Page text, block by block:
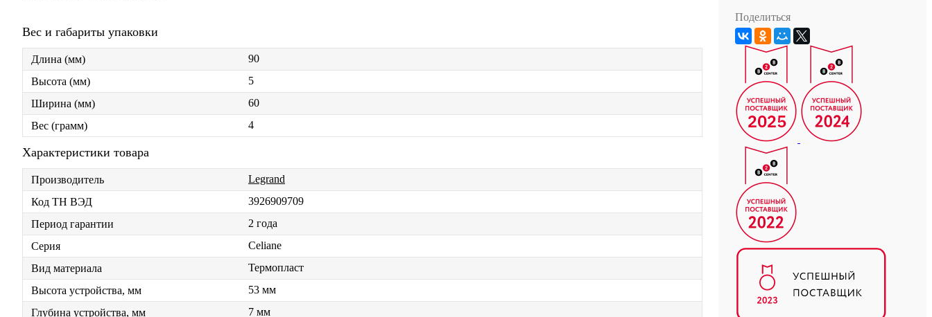
Вес и габариты упаковки
Длина (мм)
90
Высота (мм)
5
Ширина (мм)
60
Вес (грамм)
4
Характеристики товара
Производитель
Legrand
Код ТН ВЭД
3926909709
Период гарантии
2 года
Серия
Celiane
Вид материала
Термопласт
Высота устройства, мм
53 мм
Глубина устройства, мм
7 мм
Поделиться